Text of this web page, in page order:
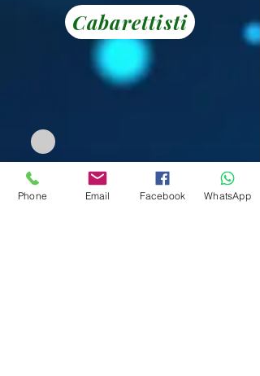
Cabarettisti
Phone Email Facebook WhatsApp